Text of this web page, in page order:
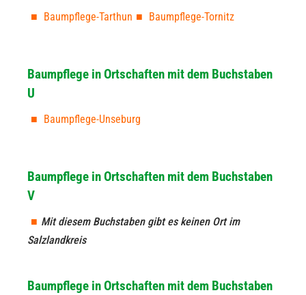
Baumpflege-Tarthun Baumpflege-Tornitz
Baumpflege in Ortschaften mit dem Buchstaben
U
Baumpflege-Unseburg
Baumpflege in Ortschaften mit dem Buchstaben
V
Mit diesem Buchstaben gibt es keinen Ort im
Salzlandkreis
Baumpflege in Ortschaften mit dem Buchstaben